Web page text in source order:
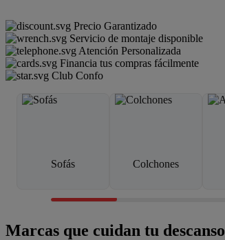
Precio Garantizado
Servicio de montaje disponible
Atención Personalizada
Financia tus compras fácilmente
Club Confo
Sofás Colchones
Marcas que cuidan tu descanso